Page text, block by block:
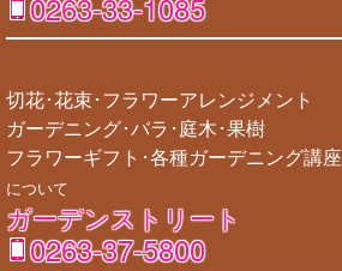
切花･花束･フラワーアレンジメント
ガーデニング･バラ･庭木･果樹
フラワーギフト･各種ガーデニング講座
について
ガーデンストリート
0263-37-5800